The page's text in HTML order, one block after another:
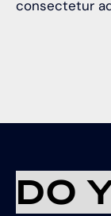
consectetur
DO